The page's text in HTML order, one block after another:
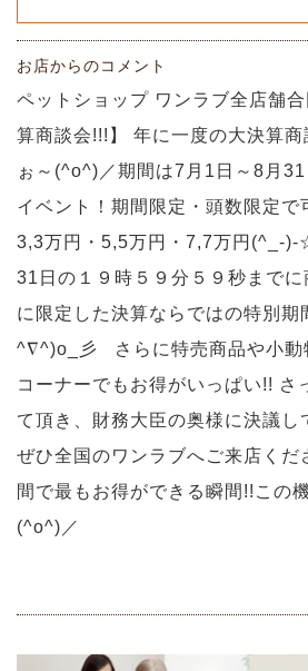
お店からのコメント
ペットショップ ワンラブ全店舗
算商談会!!!】 年に一度の大決算商
ぉ～(^o^)／期間は7月1日～8月
イベント！期間限定・頭数限定で
3,3万円・5,5万円・7,7万円(^_-)-
31日の１９時５９分５９秒まで
に限定した決算ならではの特別期
^∇^)o_彡 さらに特売商品や小動
コーナーでもお得がいっぱい!! さ
て頂き、財務大臣の奥様に決議し
ぜひ全国のワンラブへご来店く
間で最もお得ができる瞬間!!この
(^o^)／